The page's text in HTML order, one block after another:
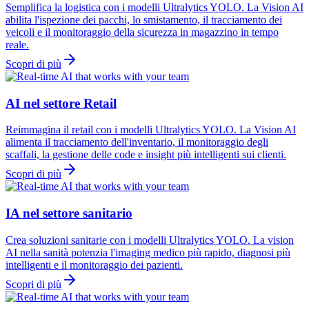
Semplifica la logistica con i modelli Ultralytics YOLO. La Vision AI
abilita l'ispezione dei pacchi, lo smistamento, il tracciamento dei
veicoli e il monitoraggio della sicurezza in magazzino in tempo
reale.
Scopri di più
AI nel settore Retail
Reimmagina il retail con i modelli Ultralytics YOLO. La Vision AI
alimenta il tracciamento dell'inventario, il monitoraggio degli
scaffali, la gestione delle code e insight più intelligenti sui clienti.
Scopri di più
IA nel settore sanitario
Crea soluzioni sanitarie con i modelli Ultralytics YOLO. La vision
AI nella sanità potenzia l'imaging medico più rapido, diagnosi più
intelligenti e il monitoraggio dei pazienti.
Scopri di più